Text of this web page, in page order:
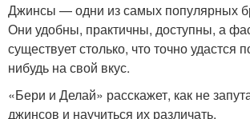
Джинсы — одни из самых популярных
Они удобны, практичны, доступны, а
существует столько, что точно удастся
нибудь на свой вкус.
«Бери и Делай» расскажет, как не
джинсов и научиться их различать.